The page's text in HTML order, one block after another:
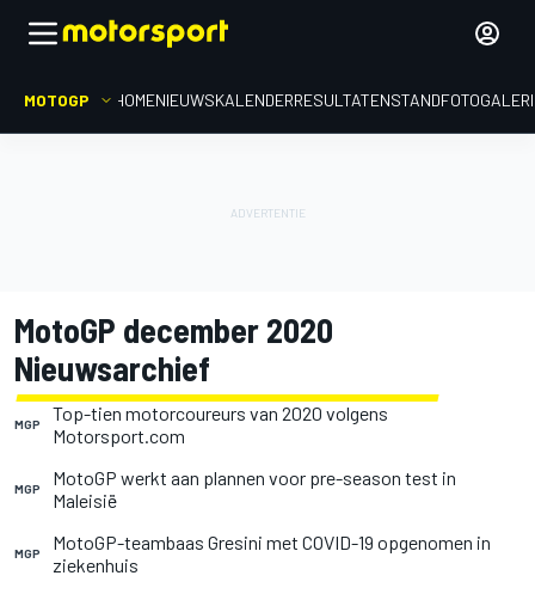
MOTOGP HOMENIEUWSKALENDERRESULTATENSTAND
MotoGP december 2020
Nieuwsarchief
MGP
Top-tien motorcoureurs van 2020 volgens
Motorsport.com
MGP
MotoGP werkt aan plannen voor pre-season test in
Maleisië
MGP
MotoGP-teambaas Gresini met COVID-19 opgenomen in
ziekenhuis